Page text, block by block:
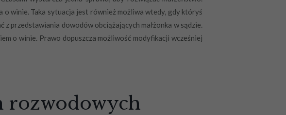
o winie. Taka sytuacja jest również możliwa wtedy, gdy któryś
z przedstawiania dowodów obciążających małżonka w sądzie.
o winie. Prawo dopuszcza możliwość modyfikacji wcześniej
rozwodowych